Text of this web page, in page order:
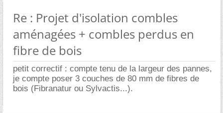
Re : Projet d'isolation combles
aménagées + combles perdus en
fibre de bois
petit correctif : compte tenu de la largeur des pannes,
je compte poser 3 couches de 80 mm de fibres de
bois (Fibranatur ou Sylvactis...).